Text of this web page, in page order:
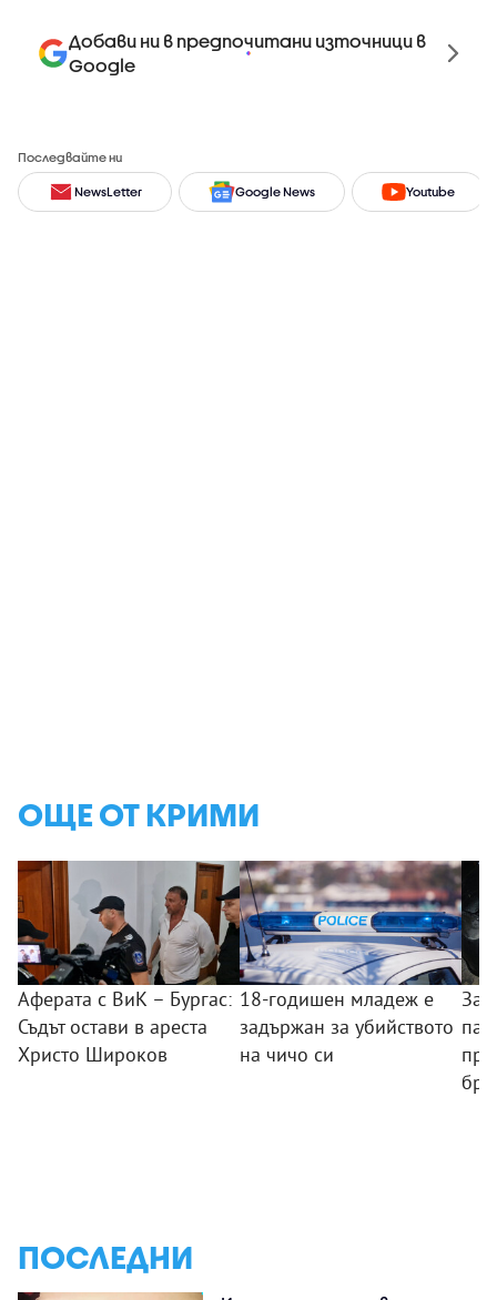
Добави ни в предпочитани източници в
Google
Последвайте ни
NewsLetter Google News Youtube
ОЩЕ ОТ КРИМИ
Аферата с ВиК – Бургас:
Съдът остави в ареста
Христо Широков
18-годишен младеж е
задържан за убийството
на чичо си
ПОСЛЕДНИ